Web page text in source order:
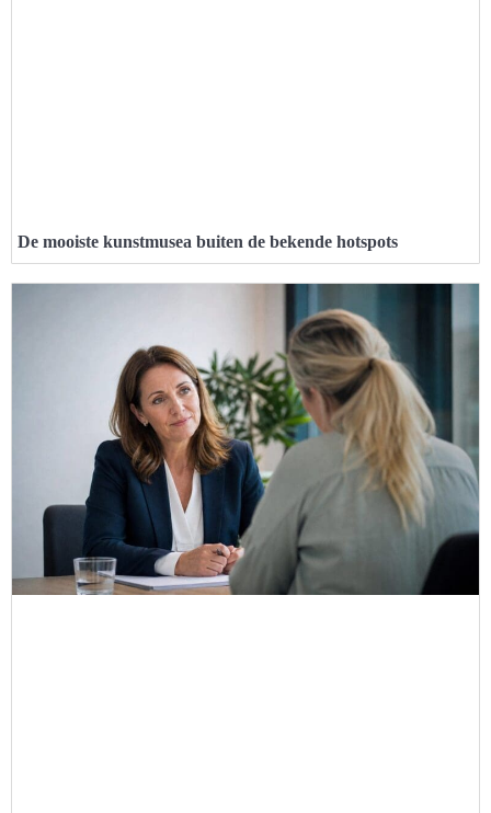
De mooiste kunstmusea buiten de bekende hotspots